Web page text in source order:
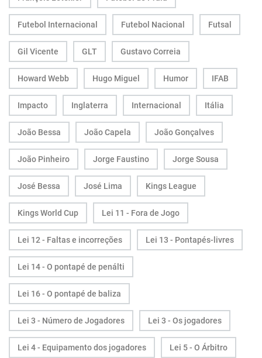
Futebol Internacional Futebol Nacional Futsal
Gil Vicente GLT Gustavo Correia
Howard Webb Hugo Miguel Humor IFAB
Impacto Inglaterra Internacional Itália
João Bessa João Capela João Gonçalves
João Pinheiro Jorge Faustino Jorge Sousa
José Bessa José Lima Kings League
Kings World Cup Lei 11 - Fora de Jogo
Lei 12 - Faltas e incorreções Lei 13 - Pontapés-livres
Lei 14 - O pontapé de penálti
Lei 16 - O pontapé de baliza
Lei 3 - Número de Jogadores Lei 3 - Os jogadores
Lei 4 - Equipamento dos jogadores Lei 5 - O Árbitro